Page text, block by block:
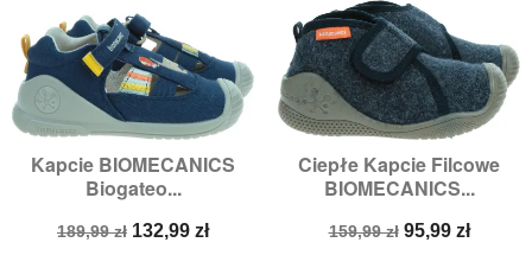
Kapcie BIOMECANICS
Biogateo...
Cena
189,99 zł Cena
132,99 zł
Ciepłe Kapcie Filcowe
BIOMECANICS...
Cena
159,99 zł Cena
95,99 zł